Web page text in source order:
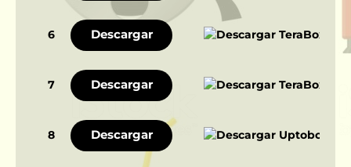
6 Descargar
7 Descargar
8 Descargar